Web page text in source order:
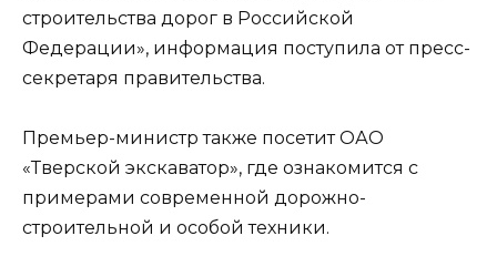
строительства дорог в Российской
Федерации», информация поступила от пресс-
секретаря правительства.
Премьер-министр также посетит ОАО
«Тверской экскаватор», где ознакомится с
примерами современной дорожно-
строительной и особой техники.